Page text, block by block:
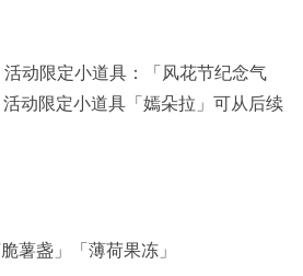
动限定小道具：「风花节纪念气
动限定小道具「嫣朵拉」可从后续
薯盏」「薄荷果冻」